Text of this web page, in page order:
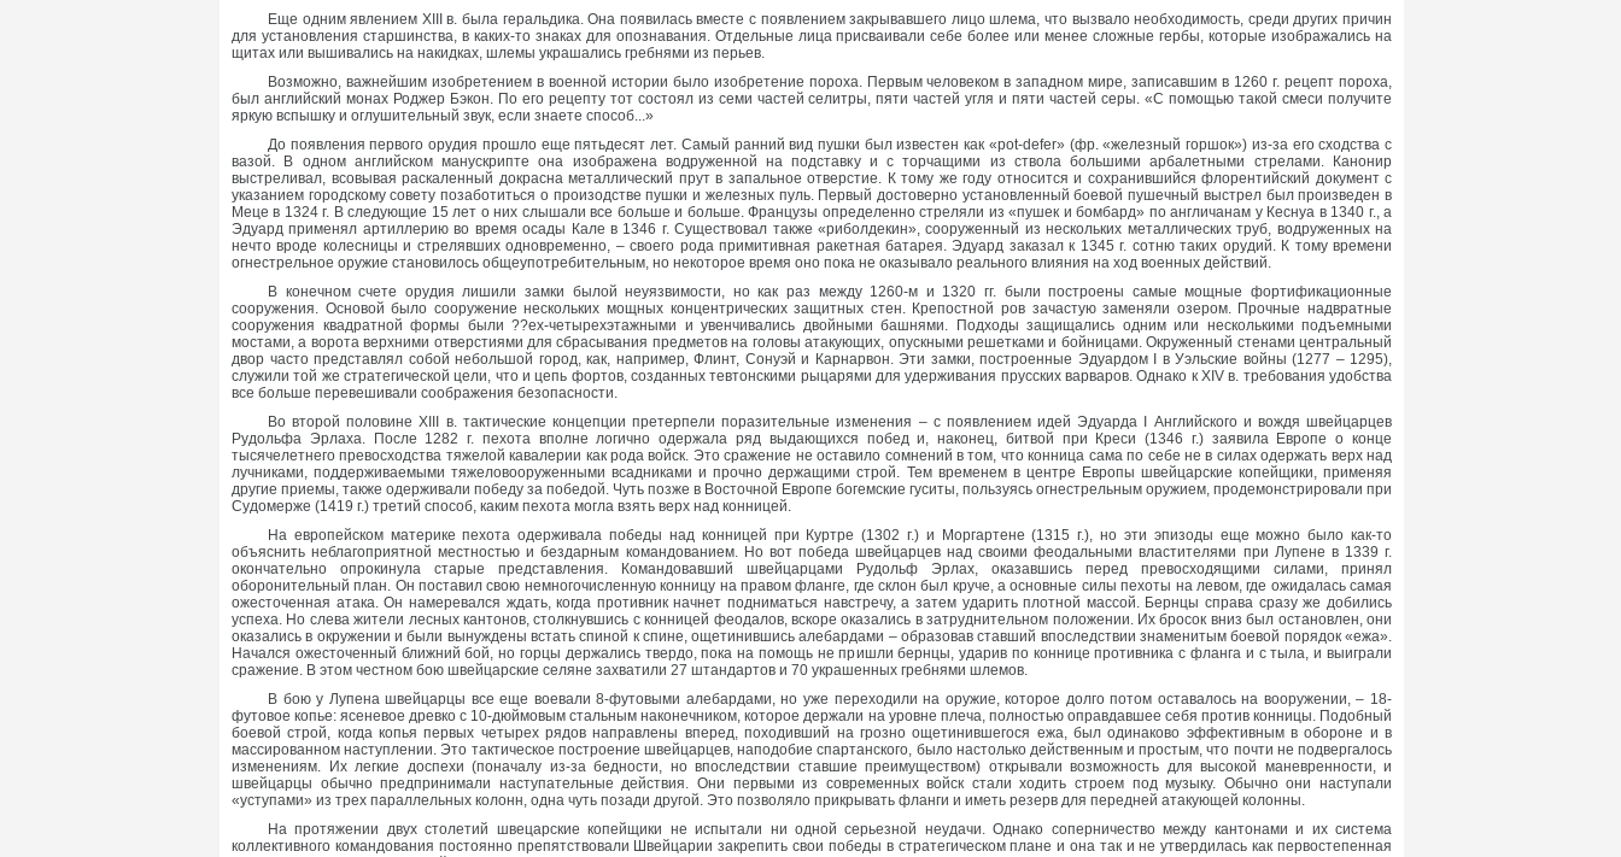
Еще одним явлением XIII в. была геральдика. Она появилась вместе с появлением закрывавшего лицо шлема, что вызвало необходимость, среди других причин
для установления старшинства, в каких-то знаках для опознавания. Отдельные лица присваивали себе более или менее сложные гербы, которые изображались на
щитах или вышивались на накидках, шлемы украшались гребнями из перьев.
Возможно, важнейшим изобретением в военной истории было изобретение пороха. Первым человеком в западном мире, записавшим в 1260 г. рецепт пороха,
был английский монах Роджер Бэкон. По его рецепту тот состоял из семи частей селитры, пяти частей угля и пяти частей серы. «С помощью такой смеси получите
яркую вспышку и оглушительный звук, если знаете способ...»
До появления первого орудия прошло еще пятьдесят лет. Самый ранний вид пушки был известен как «pot-defer» (фр. «железный горшок») из-за его сходства с
вазой. В одном английском манускрипте она изображена водруженной на подставку и с торчащими из ствола большими арбалетными стрелами. Канонир
выстреливал, всовывая раскаленный докрасна металлический прут в запальное отверстие. К тому же году относится и сохранившийся флорентийский документ с
указанием городскому совету позаботиться о произодстве пушки и железных пуль. Первый достоверно установленный боевой пушечный выстрел был произведен в
Меце в 1324 г. В следующие 15 лет о них слышали все больше и больше. Французы определенно стреляли из «пушек и бомбард» по англичанам у Кеснуа в 1340 г., а
Эдуард применял артиллерию во время осады Кале в 1346 г. Существовал также «риболдекин», сооруженный из нескольких металлических труб, водруженных на
нечто вроде колесницы и стрелявших одновременно, – своего рода примитивная ракетная батарея. Эдуард заказал к 1345 г. сотню таких орудий. К тому времени
огнестрельное оружие становилось общеупотребительным, но некоторое время оно пока не оказывало реального влияния на ход военных действий.
В конечном счете орудия лишили замки былой неуязвимости, но как раз между 1260-м и 1320 гг. были построены самые мощные фортификационные
сооружения. Основой было сооружение нескольких мощных концентрических защитных стен. Крепостной ров зачастую заменяли озером. Прочные надвратные
сооружения квадратной формы были ??ex-четырехэтажными и увенчивались двойными башнями. Подходы защищались одним или несколькими подъемными
мостами, а ворота верхними отверстиями для сбрасывания предметов на головы атакующих, опускными решетками и бойницами. Окруженный стенами центральный
двор часто представлял собой небольшой город, как, например, Флинт, Сонуэй и Карнарвон. Эти замки, построенные Эдуардом I в Уэльские войны (1277 – 1295),
служили той же стратегической цели, что и цепь фортов, созданных тевтонскими рыцарями для удерживания прусских варваров. Однако к XIV в. требования удобства
все больше перевешивали соображения безопасности.
Во второй половине XIII в. тактические концепции претерпели поразительные изменения – с появлением идей Эдуарда I Английского и вождя швейцарцев
Рудольфа Эрлаха. После 1282 г. пехота вполне логично одержала ряд выдающихся побед и, наконец, битвой при Креси (1346 г.) заявила Европе о конце
тысячелетнего превосходства тяжелой кавалерии как рода войск. Это сражение не оставило сомнений в том, что конница сама по себе не в силах одержать верх над
лучниками, поддерживаемыми тяжеловооруженными всадниками и прочно держащими строй. Тем временем в центре Европы швейцарские копейщики, применяя
другие приемы, также одерживали победу за победой. Чуть позже в Восточной Европе богемские гуситы, пользуясь огнестрельным оружием, продемонстрировали при
Судомерже (1419 г.) третий способ, каким пехота могла взять верх над конницей.
На европейском материке пехота одерживала победы над конницей при Куртре (1302 г.) и Моргартене (1315 г.), но эти эпизоды еще можно было как-то
объяснить неблагоприятной местностью и бездарным командованием. Но вот победа швейцарцев над своими феодальными властителями при Лупене в 1339 г.
окончательно опрокинула старые представления. Командовавший швейцарцами Рудольф Эрлах, оказавшись перед превосходящими силами, принял
оборонительный план. Он поставил свою немногочисленную конницу на правом фланге, где склон был круче, а основные силы пехоты на левом, где ожидалась самая
ожесточенная атака. Он намеревался ждать, когда противник начнет подниматься навстречу, а затем ударить плотной массой. Бернцы справа сразу же добились
успеха. Но слева жители лесных кантонов, столкнувшись с конницей феодалов, вскоре оказались в затруднительном положении. Их бросок вниз был остановлен, они
оказались в окружении и были вынуждены встать спиной к спине, ощетинившись алебардами – образовав ставший впоследствии знаменитым боевой порядок «ежа».
Начался ожесточенный ближний бой, но горцы держались твердо, пока на помощь не пришли бернцы, ударив по коннице противника с фланга и с тыла, и выиграли
сражение. В этом честном бою швейцарские селяне захватили 27 штандартов и 70 украшенных гребнями шлемов.
В бою у Лупена швейцарцы все еще воевали 8-футовыми алебардами, но уже переходили на оружие, которое долго потом оставалось на вооружении, – 18-
футовое копье: ясеневое древко с 10-дюймовым стальным наконечником, которое держали на уровне плеча, полностью оправдавшее себя против конницы. Подобный
боевой строй, когда копья первых четырех рядов направлены вперед, походивший на грозно ощетинившегося ежа, был одинаково эффективным в обороне и в
массированном наступлении. Это тактическое построение швейцарцев, наподобие спартанского, было настолько действенным и простым, что почти не подвергалось
изменениям. Их легкие доспехи (поначалу из-за бедности, но впоследствии ставшие преимуществом) открывали возможность для высокой маневренности, и
швейцарцы обычно предпринимали наступательные действия. Они первыми из современных войск стали ходить строем под музыку. Обычно они наступали
«уступами» из трех параллельных колонн, одна чуть позади другой. Это позволяло прикрывать фланги и иметь резерв для передней атакующей колонны.
На протяжении двух столетий швецарские копейщики не испытали ни одной серьезной неудачи. Однако соперничество между кантонами и их система
коллективного командования постоянно препятствовали Швейцарии закрепить свои победы в стратегическом плане и она так и не утвердилась как первостепенная